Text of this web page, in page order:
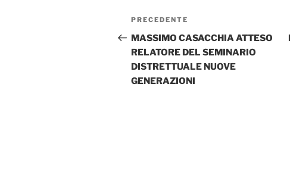
Navigazione
articoli
Articolo
precedente:
PRECEDENTE
MASSIMO CASACCHIA ATTESO
RELATORE DEL SEMINARIO
DISTRETTUALE NUOVE
GENERAZIONI